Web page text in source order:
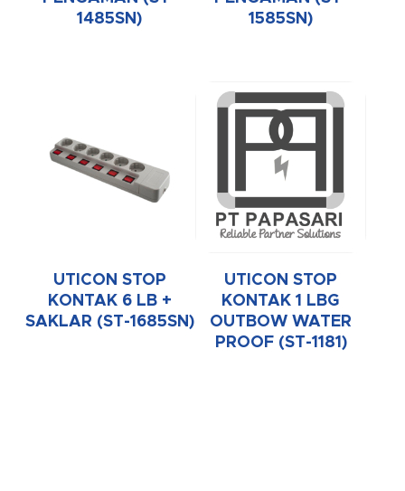
1485SN)
1585SN)
UTICON STOP
KONTAK 6 LB +
SAKLAR (ST-1685SN)
UTICON STOP
KONTAK 1 LBG
OUTBOW WATER
PROOF (ST-1181)